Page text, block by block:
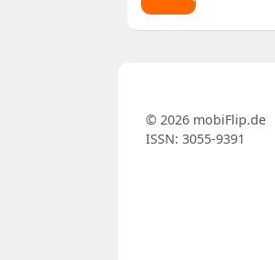
© 2026 mobiFlip.de
ISSN: 3055-9391